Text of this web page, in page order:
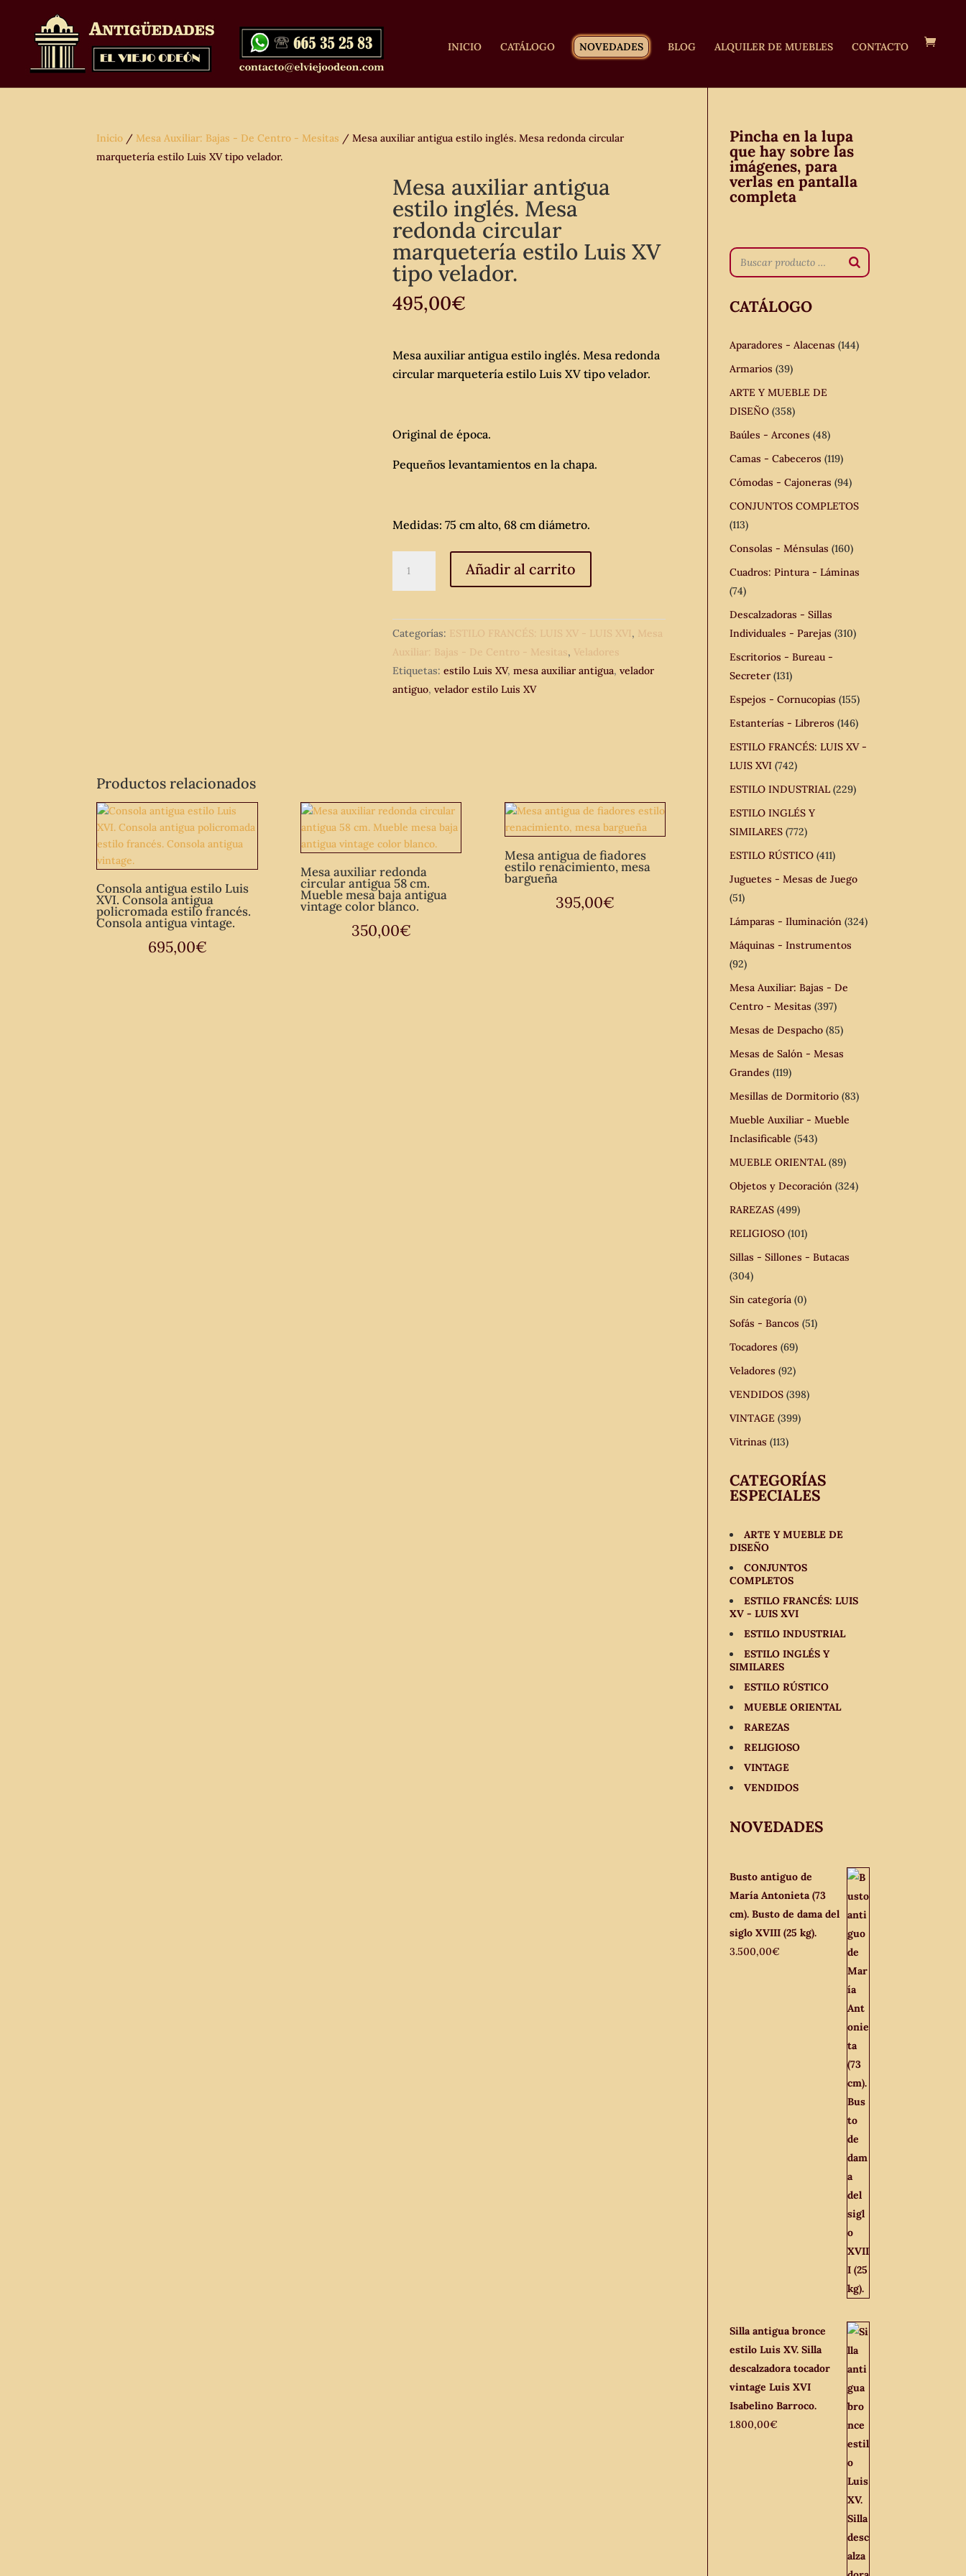
INICIO CATÁLOGO NOVEDADES BLOG ALQUILER DE MUEBLES CONTACTO
Inicio / Mesa Auxiliar: Bajas - De Centro - Mesitas / Mesa auxiliar antigua estilo inglés. Mesa redonda circular
marquetería estilo Luis XV tipo velador.
Mesa auxiliar antigua
estilo inglés. Mesa
redonda circular
marquetería estilo Luis XV
tipo velador.
495,00€
Mesa auxiliar antigua estilo inglés. Mesa redonda
circular marquetería estilo Luis XV tipo velador.
Original de época.
Pequeños levantamientos en la chapa.
Medidas: 75 cm alto, 68 cm diámetro.
auxiliar
estilo
inglés.
Mesa
redonda
circular
velador.
cantidad
Añadir al carrito
Categorías: ESTILO FRANCÉS: LUIS XV - LUIS XVI, Mesa
Auxiliar: Bajas - De Centro - Mesitas, Veladores
Etiquetas:estilo Luis XV,mesa auxiliar antigua,velador
antiguo,velador estilo Luis XV
Productos relacionados
Consola antigua estilo Luis
XVI. Consola antigua
policromada estilo francés.
Consola antigua vintage.
695,00€
Mesa auxiliar redonda
circular antigua 58 cm.
Mueble mesa baja antigua
vintage color blanco.
350,00€
Mesa antigua de fiadores
estilo renacimiento, mesa
bargueña
395,00€
Pincha en la lupa
que hay sobre las
imágenes, para
verlas en pantalla
completa
CATÁLOGO
Aparadores - Alacenas (144)
Armarios (39)
ARTE Y MUEBLE DE
DISEÑO (358)
Baúles - Arcones (48)
Camas - Cabeceros (119)
Cómodas - Cajoneras (94)
CONJUNTOS COMPLETOS
(113)
Consolas - Ménsulas (160)
Cuadros: Pintura - Láminas
(74)
Descalzadoras - Sillas
Individuales - Parejas (310)
Escritorios - Bureau -
Secreter (131)
Espejos - Cornucopias (155)
Estanterías - Libreros (146)
ESTILO FRANCÉS: LUIS XV -
LUIS XVI (742)
ESTILO INDUSTRIAL (229)
ESTILO INGLÉS Y
SIMILARES (772)
ESTILO RÚSTICO (411)
Juguetes - Mesas de Juego
(51)
Lámparas - Iluminación (324)
Máquinas - Instrumentos
(92)
Mesa Auxiliar: Bajas - De
Centro - Mesitas (397)
Mesas de Despacho (85)
Mesas de Salón - Mesas
Grandes (119)
Mesillas de Dormitorio (83)
Mueble Auxiliar - Mueble
Inclasificable (543)
MUEBLE ORIENTAL (89)
Objetos y Decoración (324)
RAREZAS (499)
RELIGIOSO (101)
Sillas - Sillones - Butacas
(304)
Sin categoría (0)
Sofás - Bancos (51)
Tocadores (69)
Veladores (92)
VENDIDOS (398)
VINTAGE (399)
Vitrinas (113)
CATEGORÍAS
ESPECIALES
ARTE Y MUEBLE DE
DISEÑO
CONJUNTOS
COMPLETOS
ESTILO FRANCÉS: LUIS
XV - LUIS XVI
ESTILO INDUSTRIAL
ESTILO INGLÉS Y
SIMILARES
ESTILO RÚSTICO
MUEBLE ORIENTAL
RAREZAS
RELIGIOSO
VINTAGE
VENDIDOS
NOVEDADES
Busto antiguo de
María Antonieta (73
cm). Busto de dama del
siglo XVIII (25 kg).
3.500,00€
Silla antigua bronce
estilo Luis XV. Silla
descalzadora tocador
vintage Luis XVI
Isabelino Barroco.
1.800,00€